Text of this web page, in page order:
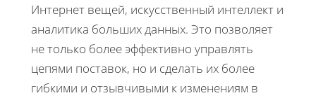
Интернет вещей, искусственный интеллект и
аналитика больших данных. Это позволяет
не только более эффективно управлять
цепями поставок, но и сделать их более
гибкими и отзывчивыми к изменениям в